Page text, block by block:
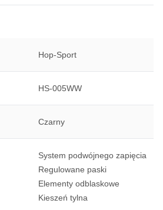
Hop-Sport
HS-005WW
Czarny
System podwójnego zapięcia
Regulowane paski
Elementy odblaskowe
Kieszeń tylna